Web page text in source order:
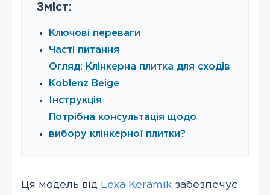
Зміст:
Ключові переваги
Часті питання
Огляд: Клінкерна плитка для сходів
Koblenz Beige
Інструкція
Потрібна консультація щодо
вибору клінкерної плитки?
Ця модель від Lexa Keramik забезпечує